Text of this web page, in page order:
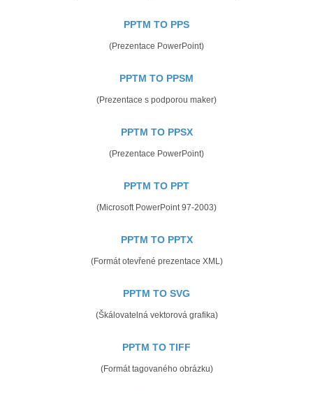
PPTM TO PPS
(Prezentace PowerPoint)
PPTM TO PPSM
(Prezentace s podporou maker)
PPTM TO PPSX
(Prezentace PowerPoint)
PPTM TO PPT
(Microsoft PowerPoint 97-2003)
PPTM TO PPTX
(Formát otevřené prezentace XML)
PPTM TO SVG
(Škálovatelná vektorová grafika)
PPTM TO TIFF
(Formát tagovaného obrázku)